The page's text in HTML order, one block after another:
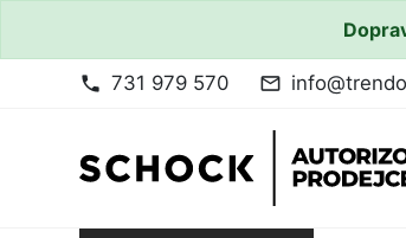
phone 731 979 570 mail_outline